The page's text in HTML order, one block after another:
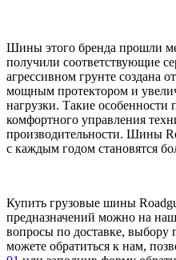
Шины этого бренда прошли
получили соответствующие
агрессивном грунте создана
мощным протектором и
нагрузки. Такие особенности
комфортного управления
производительности. Шины
с каждым годом становятся
Купить грузовые шины
предназначений можно на
вопросы по доставке,
можете обратиться к нам,